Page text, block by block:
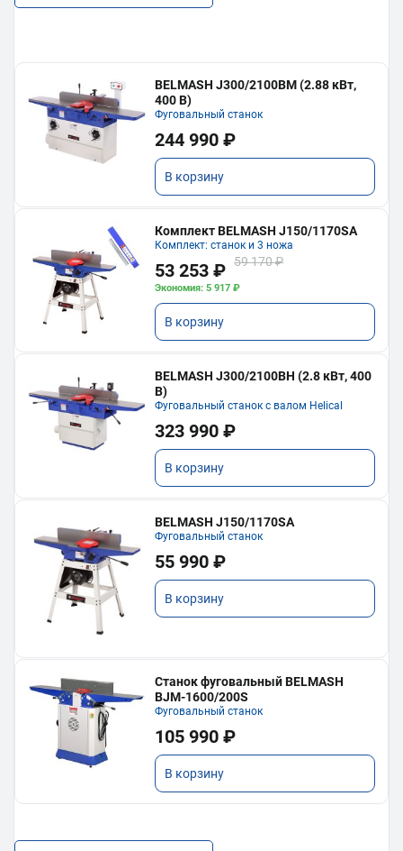
BELMASH J300/2100ВМ (2.88 кВт,
400 В)
Фуговальный станок
244 990 ₽
В корзину
Комплект BELMASH J150/1170SA
Комплект: станок и 3 ножа
53 253 ₽ 59 170 ₽
Экономия: 5 917 ₽
В корзину
BELMASH J300/2100ВH (2.8 кВт, 400
В)
Фуговальный станок с валом Helical
323 990 ₽
В корзину
BELMASH J150/1170SA
Фуговальный станок
55 990 ₽
В корзину
Станок фуговальный BELMASH
BJM-1600/200S
Фуговальный станок
105 990 ₽
В корзину